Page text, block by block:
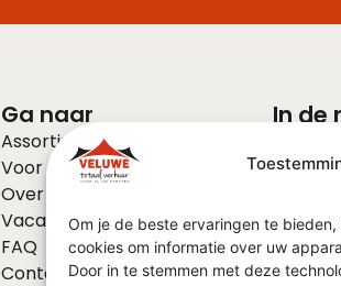
Om je de beste ervaringen te
cookies om informatie over uw
Door in te stemmen met deze
Ga naar
Assortiment
Voor bedrijven
Over ons
Vacatures
FAQ
Contact
In de
Ede
Nijkerk